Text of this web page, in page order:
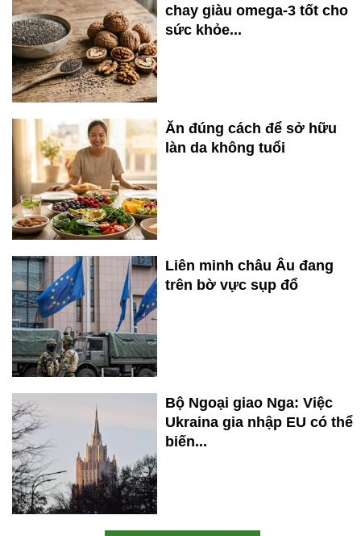
chay giàu omega-3 tốt cho
sức khỏe...
Ăn đúng cách để sở hữu
làn da không tuổi
Liên minh châu Âu đang
trên bờ vực sụp đổ
Bộ Ngoại giao Nga: Việc
Ukraina gia nhập EU có thể
biến...